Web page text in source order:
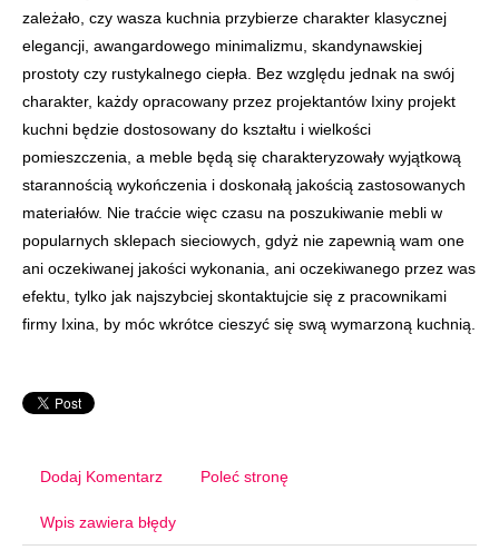
zależało, czy wasza kuchnia przybierze charakter klasycznej
elegancji, awangardowego minimalizmu, skandynawskiej
prostoty czy rustykalnego ciepła. Bez względu jednak na swój
charakter, każdy opracowany przez projektantów Ixiny projekt
kuchni będzie dostosowany do kształtu i wielkości
pomieszczenia, a meble będą się charakteryzowały wyjątkową
starannością wykończenia i doskonałą jakością zastosowanych
materiałów. Nie traćcie więc czasu na poszukiwanie mebli w
popularnych sklepach sieciowych, gdyż nie zapewnią wam one
ani oczekiwanej jakości wykonania, ani oczekiwanego przez was
efektu, tylko jak najszybciej skontaktujcie się z pracownikami
firmy Ixina, by móc wkrótce cieszyć się swą wymarzoną kuchnią.
Dodaj Komentarz Poleć stronę
Wpis zawiera błędy